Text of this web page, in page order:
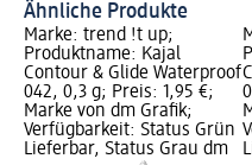
Ähnliche Produkte
Marke: trend !t up;
Produktname: Kajal
Contour & Glide Waterproof
042, 0,3 g; Preis: 1,95 €;
Marke von dm Grafik;
Verfügbarkeit: Status Grün
Lieferbar, Status Grau dm